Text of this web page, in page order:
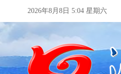
2026年8月8日 5:04 星期六